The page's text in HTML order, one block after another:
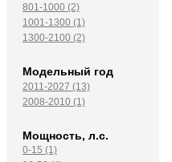
801-1000 (2)
1001-1300 (1)
1300-2100 (2)
Модельный год
2011-2027 (13)
2008-2010 (1)
Мощность, л.с.
0-15 (1)